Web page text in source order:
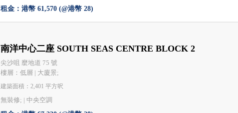
租金：港幣 61,570 (@港幣 28)
南洋中心二座 SOUTH SEAS CENTRE BLOCK 2
尖沙咀 麼地道 75 號
樓層：低層 | 大廈景;
建築面積：2,401 平方呎
無裝修; |中央空調